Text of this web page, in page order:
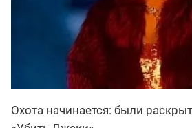
Охота начинается: были